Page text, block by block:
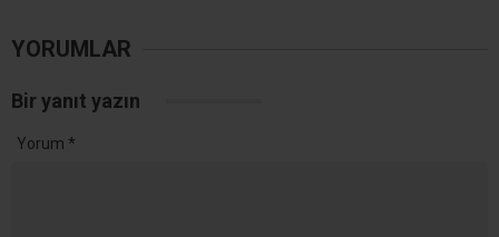
YORUMLAR
Bir yanıt yazın
Yorum *